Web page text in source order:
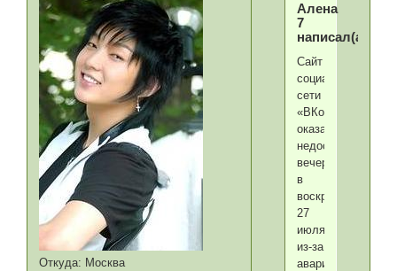
Откуда: Москва
Алена
7
написал(а):
Сайт
социальной
сети
«ВКонтакте»
оказался
недоступен
вечером
в
воскресенье,
27
июля,
из-за
аварии,